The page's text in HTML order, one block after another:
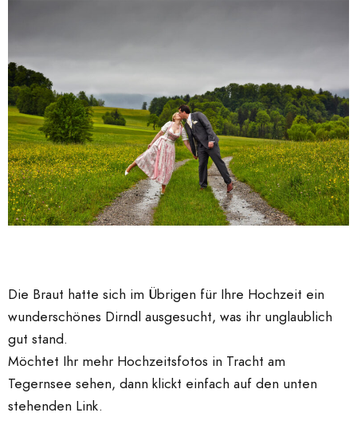
Die Braut hatte sich im Übrigen für Ihre Hochzeit ein
wunderschönes Dirndl ausgesucht, was ihr unglaublich
gut stand.
Möchtet Ihr mehr Hochzeitsfotos in Tracht am
Tegernsee sehen, dann klickt einfach auf den unten
stehenden Link.